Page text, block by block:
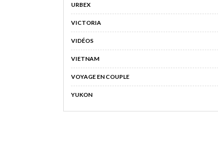
URBEX
VICTORIA
VIDÉOS
VIETNAM
VOYAGE EN COUPLE
YUKON